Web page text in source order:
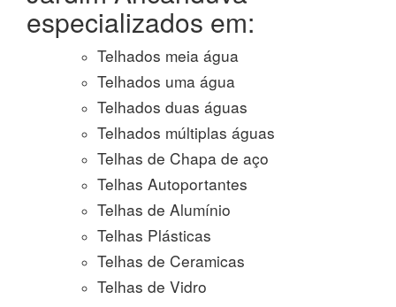
especializados em:
Telhados meia água
Telhados uma água
Telhados duas águas
Telhados múltiplas águas
Telhas de Chapa de aço
Telhas Autoportantes
Telhas de Alumínio
Telhas Plásticas
Telhas de Ceramicas
Telhas de Vidro